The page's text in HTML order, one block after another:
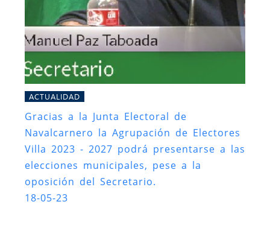
ACTUALIDAD
Gracias a la Junta Electoral de
Navalcarnero la Agrupación de Electores
Villa 2023 - 2027 podrá presentarse a las
elecciones municipales, pese a la
oposición del Secretario.
18-05-23